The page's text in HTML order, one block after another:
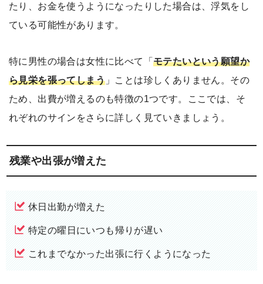
たり、お金を使うようになったりした場合は、浮気をし
ている可能性があります。
特に男性の場合は女性に比べて「 モテたいという願望か
ら見栄を張ってしまう 」ことは珍しくありません。その
ため、出費が増えるのも特徴の1つです。ここでは、そ
れぞれのサインをさらに詳しく見ていきましょう。
残業や出張が増えた
休日出勤が増えた
特定の曜日にいつも帰りが遅い
これまでなかった出張に行くようになった